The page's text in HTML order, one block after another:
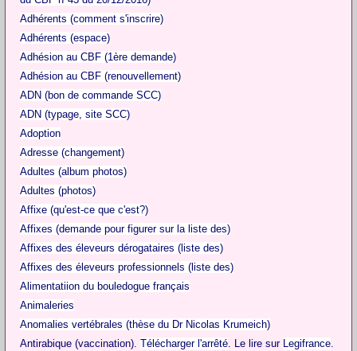
Adhérents (comment s'inscrire)
Adhérents (espace)
Adhésion au CBF (1ère demande)
Adhésion au CBF (renouvellement)
ADN (bon de commande SCC)
ADN (typage, site SCC)
Adoption
Adresse (changement)
Adultes (album photos)
Adultes (photos)
Affixe (qu'est-ce que c'est?)
Affixes (demande pour figurer sur la liste des)
Affixes des éleveurs dérogataires (liste des)
Affixes des éleveurs professionnels (liste des)
Alimentatiion du bouledogue français
Animaleries
Anomalies vertébrales (thèse du Dr Nicolas Krumeich)
Antirabique (vaccination). Télécharger l'arrêté. Le lire sur Legifrance.